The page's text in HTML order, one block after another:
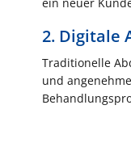
2. Digitale
Traditionelle
und